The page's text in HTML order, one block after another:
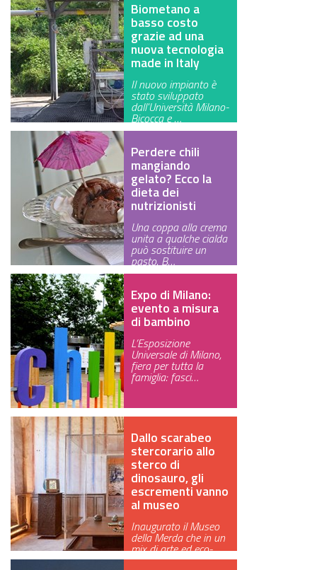
Biometano a
basso costo
grazie ad una
nuova tecnologia
made in Italy
Il nuovo impianto è
stato sviluppato
dall'Università Milano-
Bicocca e …
Perdere chili
mangiando
gelato? Ecco la
dieta dei
nutrizionisti
Una coppa alla crema
unita a qualche cialda
può sostituire un
pasto. B…
Expo di Milano:
evento a misura
di bambino
L’Esposizione
Universale di Milano,
fiera per tutta la
famiglia: fasci…
Dallo scarabeo
stercorario allo
sterco di
dinosauro, gli
escrementi vanno
al museo
Inaugurato il Museo
della Merda che in un
mix di arte ed eco-
sostenibi…